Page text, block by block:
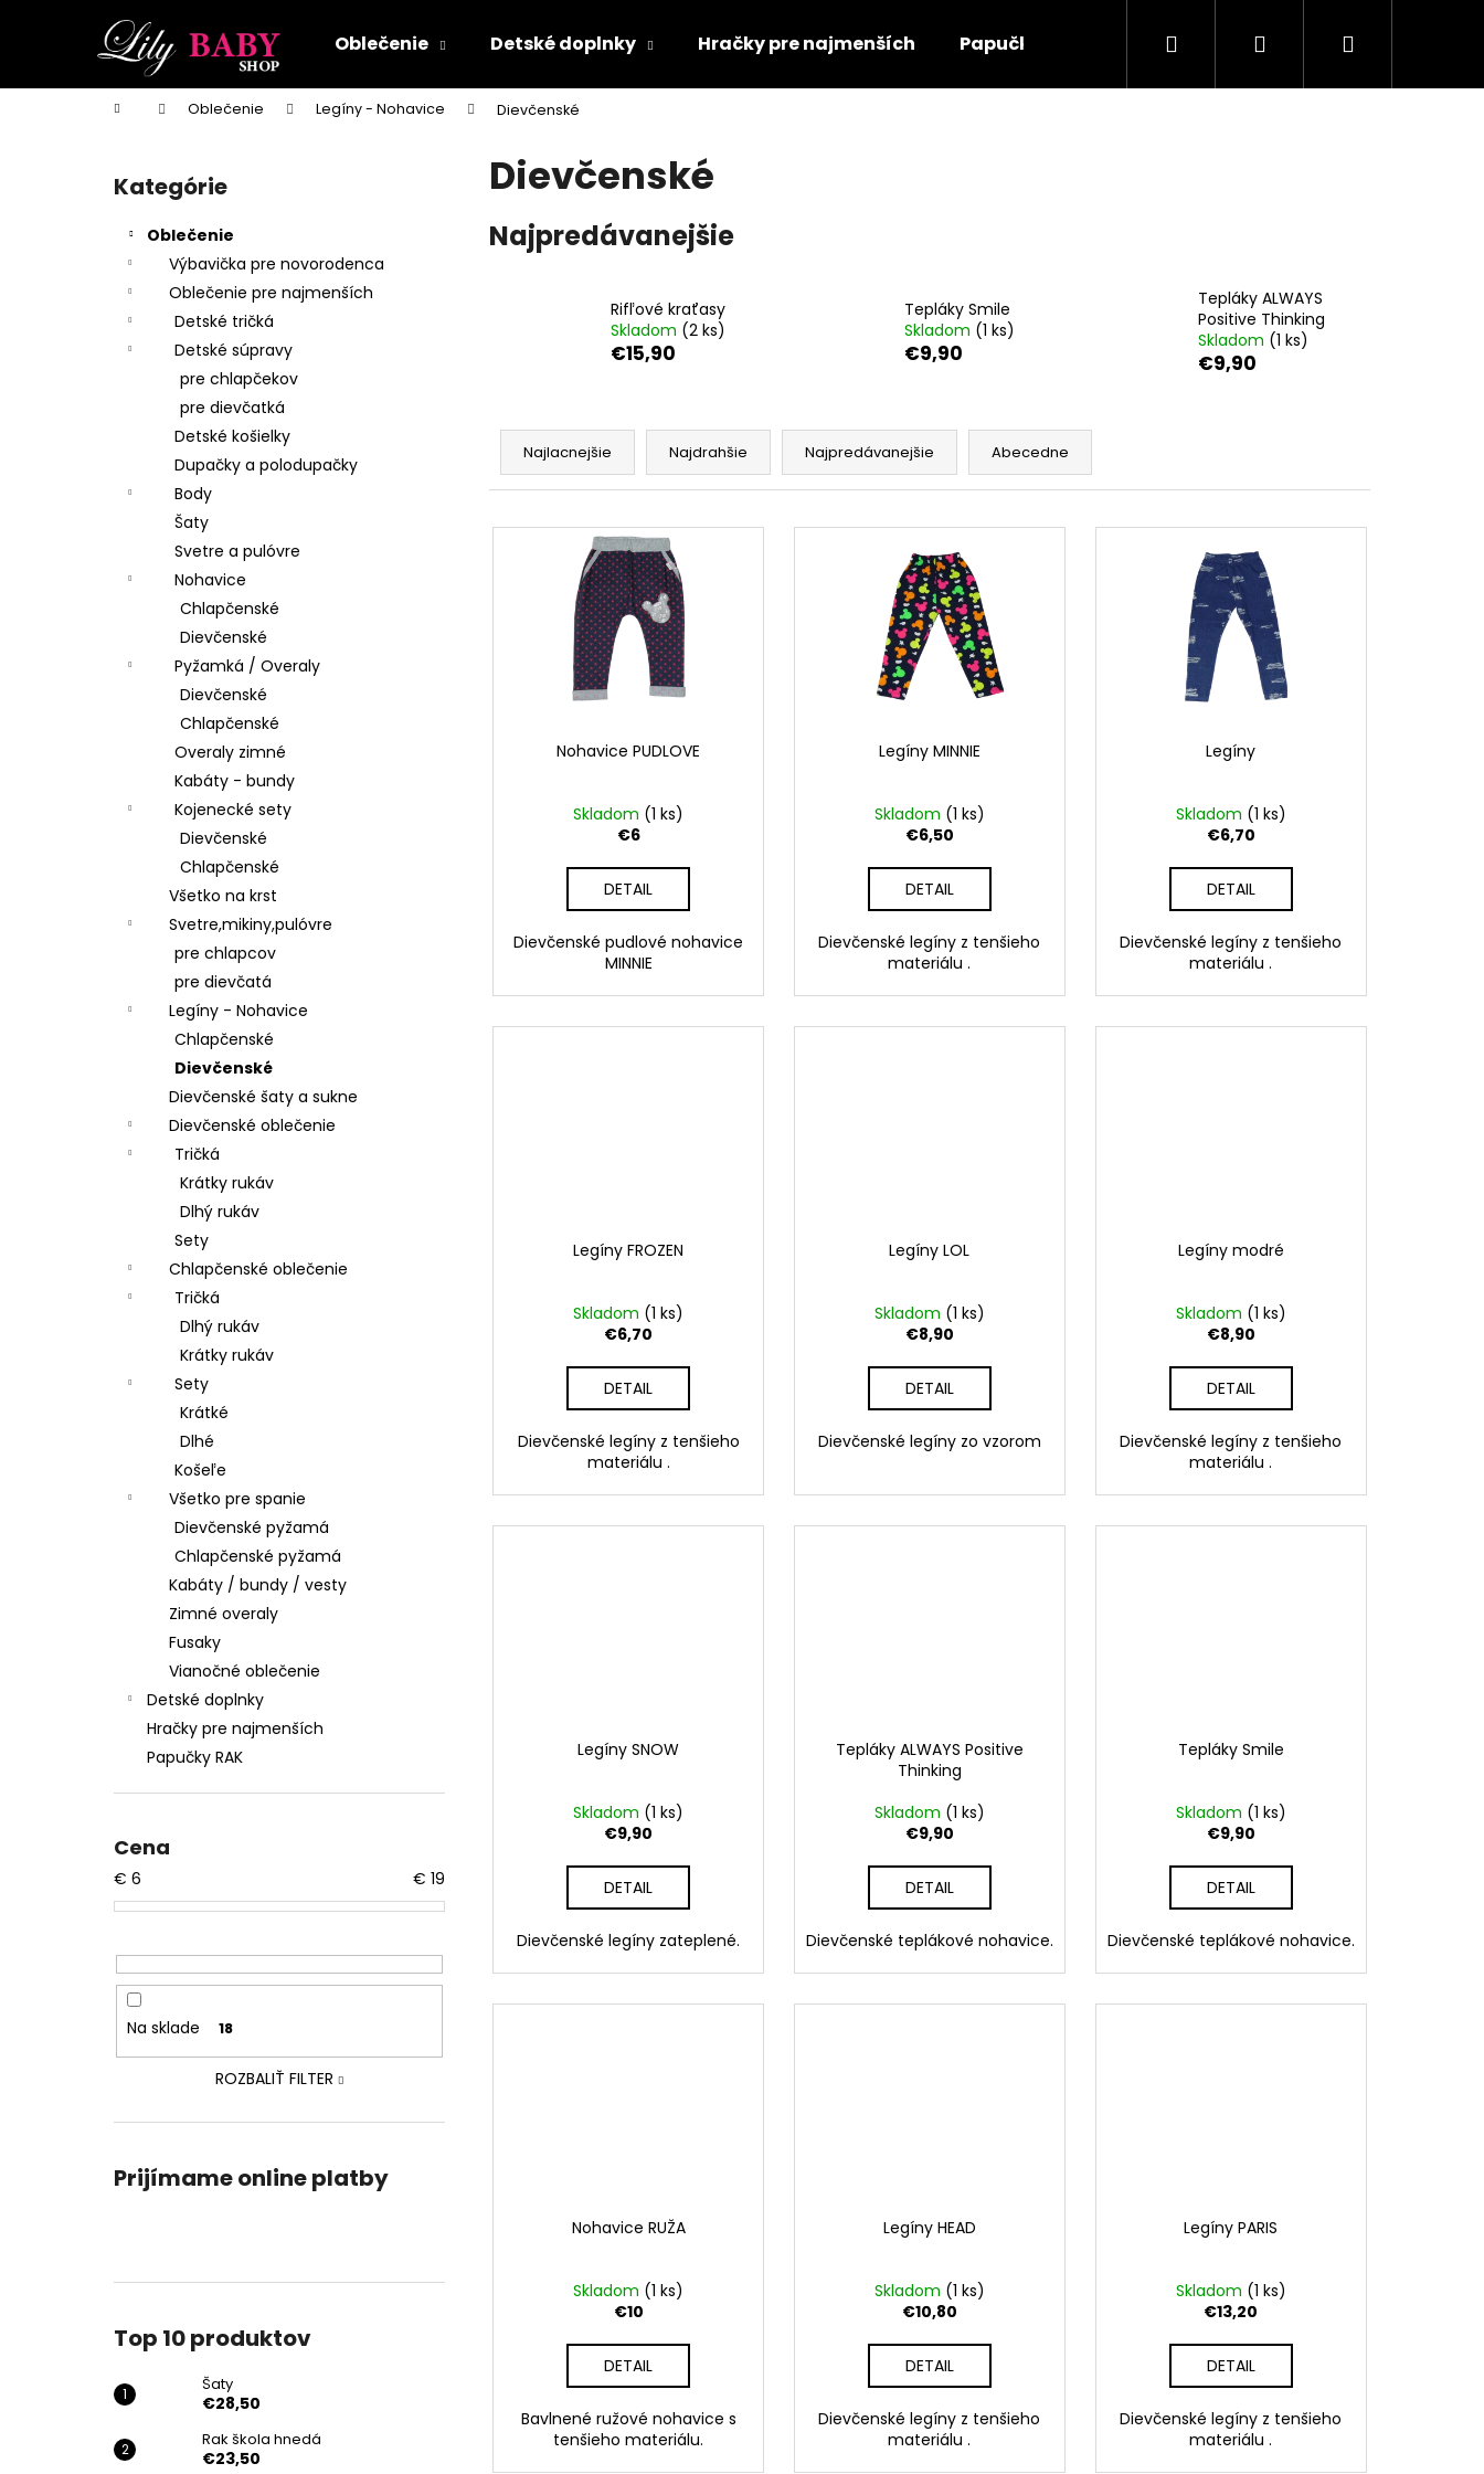
Oblečenie Detské doplnky Hračky pre najmenších Papučky RAK Kontakty Ochrana osobných
Hľadať PrihlásenieNákupný
Domov Oblečenie Legíny - Nohavice Dievčenské
Preskočiť
kategórie
Kategórie
Oblečenie
Výbavička pre novorodenca
Oblečenie pre najmenších
Detské tričká
Detské súpravy
pre chlapčekov
pre dievčatká
Detské košielky
Dupačky a polodupačky
Body
Šaty
Svetre a pulóvre
Nohavice
Chlapčenské
Dievčenské
Pyžamká / Overaly
Dievčenské
Chlapčenské
Overaly zimné
Kabáty - bundy
Kojenecké sety
Dievčenské
Chlapčenské
Všetko na krst
Svetre,mikiny,pulóvre
pre chlapcov
pre dievčatá
Legíny - Nohavice
Chlapčenské
Dievčenské
Dievčenské šaty a sukne
Dievčenské oblečenie
Tričká
Krátky rukáv
Dlhý rukáv
Sety
Chlapčenské oblečenie
Tričká
Dlhý rukáv
Krátky rukáv
Sety
Krátké
Dlhé
Košeľe
Všetko pre spanie
Dievčenské pyžamá
Chlapčenské pyžamá
Kabáty / bundy / vesty
Zimné overaly
Fusaky
Vianočné oblečenie
Detské doplnky
Hračky pre najmenších
Papučky RAK
Cena
€ 6 € 19
Na sklade 18
ROZBALIŤ FILTER
Prijímame online platby
Top 10 produktov
Šaty
€28,50
Rak škola hnedá
€23,50
Dievčenské
Najpredávanejšie
Rifľové kraťasy
Skladom (2 ks)
€15,90
Tepláky Smile
Skladom (1 ks)
€9,90
Tepláky ALWAYS
Positive Thinking
Skladom (1 ks)
€9,90
R
d
Najlacnejšie Najdrahšie Najpredávanejšie Abecedne
V
Nohavice PUDLOVE
Skladom (1 ks)
€6
DETAIL
Dievčenské pudlové nohavice
MINNIE
Legíny MINNIE
Skladom (1 ks)
€6,50
DETAIL
Dievčenské legíny z tenšieho
materiálu .
Legíny
Skladom (1 ks)
€6,70
DETAIL
Dievčenské legíny z tenšieho
materiálu .
Legíny FROZEN
Skladom (1 ks)
€6,70
DETAIL
Dievčenské legíny z tenšieho
materiálu .
Legíny LOL
Skladom (1 ks)
€8,90
DETAIL
Dievčenské legíny zo vzorom
Legíny modré
Skladom (1 ks)
€8,90
DETAIL
Dievčenské legíny z tenšieho
materiálu .
Legíny SNOW
Skladom (1 ks)
€9,90
DETAIL
Dievčenské legíny zateplené.
Tepláky ALWAYS Positive
Thinking
Skladom (1 ks)
€9,90
DETAIL
Dievčenské teplákové nohavice.
Tepláky Smile
Skladom (1 ks)
€9,90
DETAIL
Dievčenské teplákové nohavice.
Nohavice RUŽA
Skladom (1 ks)
€10
DETAIL
Bavlnené ružové nohavice s
tenšieho materiálu.
Legíny HEAD
Skladom (1 ks)
€10,80
DETAIL
Dievčenské legíny z tenšieho
materiálu .
Legíny PARIS
Skladom (1 ks)
€13,20
DETAIL
Dievčenské legíny z tenšieho
materiálu .
í
Späť
do
Späť
do
Čo potrebujete nájsť?
Odporúčame
ŠATY
€28,50
€23,50
€23,50